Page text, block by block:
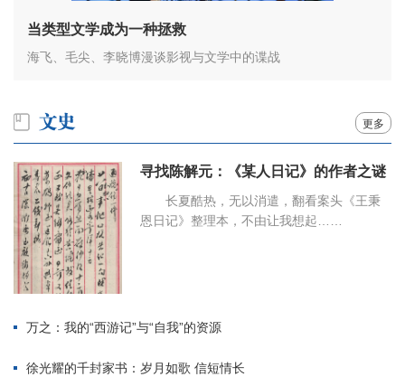
当类型文学成为一种拯救
海飞、毛尖、李晓博漫谈影视与文学中的谍战
更多
寻找陈解元：《某人日记》的作者之谜
长夏酷热，无以消遣，翻看案头《王秉
恩日记》整理本，不由让我想起……
万之：我的“西游记”与“自我”的资源
徐光耀的千封家书：岁月如歌 信短情长